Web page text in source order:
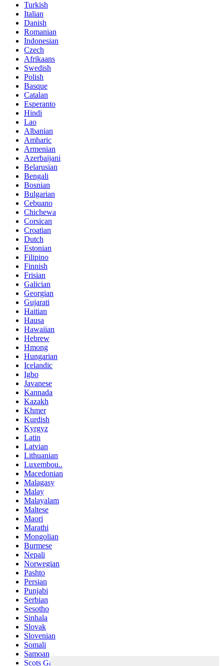
Turkish
Italian
Danish
Romanian
Indonesian
Czech
Afrikaans
Swedish
Polish
Basque
Catalan
Esperanto
Hindi
Lao
Albanian
Amharic
Armenian
Azerbaijani
Belarusian
Bengali
Bosnian
Bulgarian
Cebuano
Chichewa
Corsican
Croatian
Dutch
Estonian
Filipino
Finnish
Frisian
Galician
Georgian
Gujarati
Haitian
Hausa
Hawaiian
Hebrew
Hmong
Hungarian
Icelandic
Igbo
Javanese
Kannada
Kazakh
Khmer
Kurdish
Kyrgyz
Latin
Latvian
Lithuanian
Luxembou..
Macedonian
Malagasy
Malay
Malayalam
Maltese
Maori
Marathi
Mongolian
Burmese
Nepali
Norwegian
Pashto
Persian
Punjabi
Serbian
Sesotho
Sinhala
Slovak
Slovenian
Somali
Samoan
Scots Gaelic